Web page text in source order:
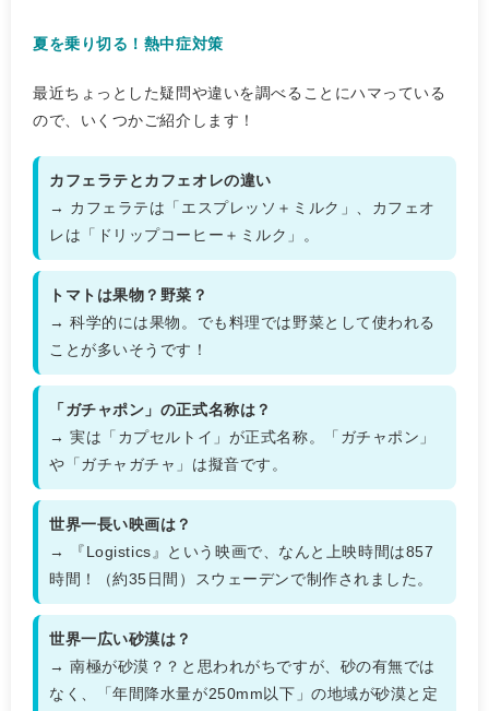
夏を乗り切る！熱中症対策
最近ちょっとした疑問や違いを調べることにハマっている
ので、いくつかご紹介します！
カフェラテとカフェオレの違い
→ カフェラテは「エスプレッソ＋ミルク」、カフェオ
レは「ドリップコーヒー＋ミルク」。
トマトは果物？野菜？
→ 科学的には果物。でも料理では野菜として使われる
ことが多いそうです！
「ガチャポン」の正式名称は？
→ 実は「カプセルトイ」が正式名称。「ガチャポン」
や「ガチャガチャ」は擬音です。
世界一長い映画は？
→ 『Logistics』という映画で、なんと上映時間は857
時間！（約35日間）スウェーデンで制作されました。
世界一広い砂漠は？
→ 南極が砂漠？？と思われがちですが、砂の有無では
なく、「年間降水量が250mm以下」の地域が砂漠と定